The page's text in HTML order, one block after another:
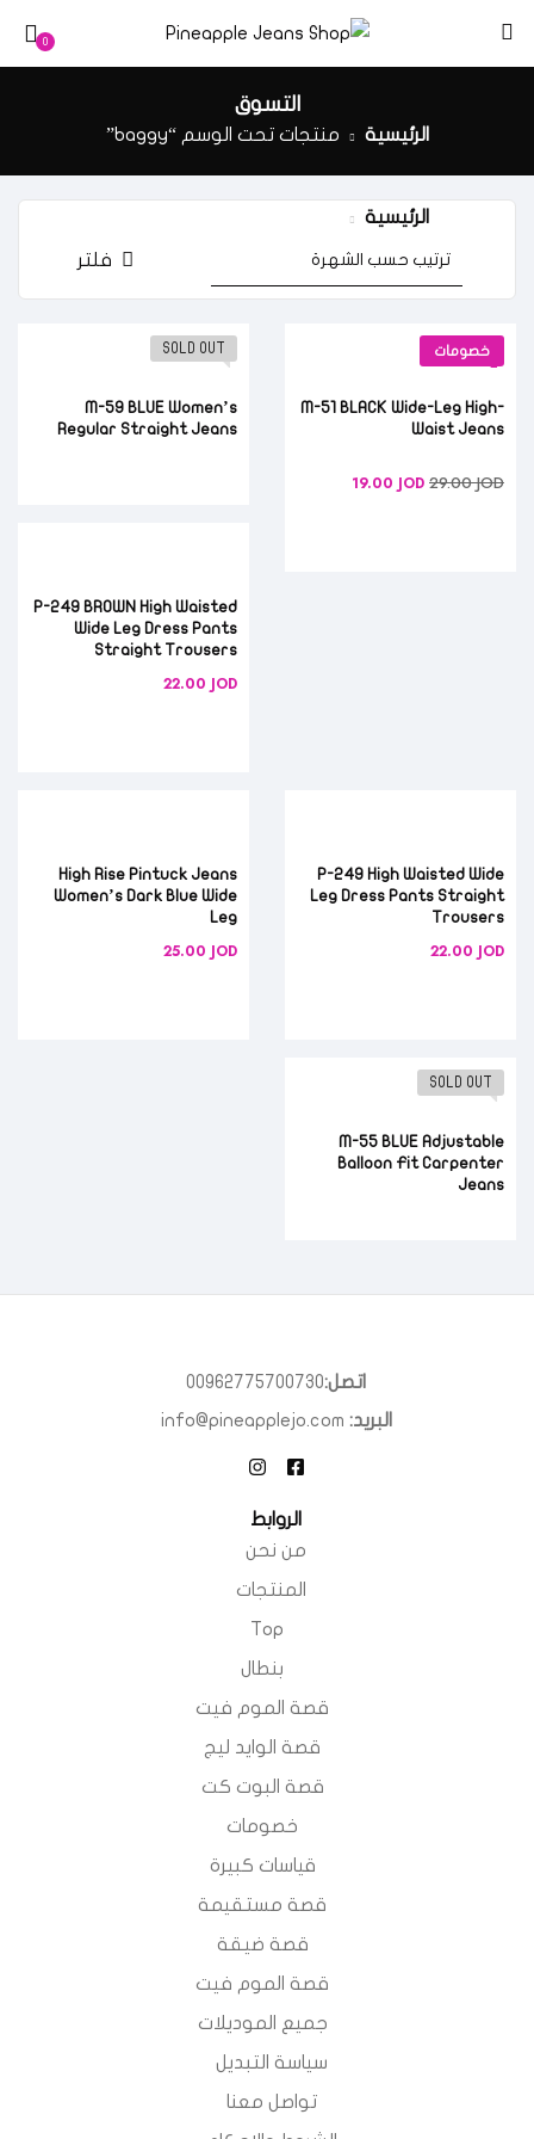
0
التسوق
الرئيسية منتجات تحت الوسم “baggy”
الرئيسية
فلتر
خصومات
M-51 BLACK Wide-Leg High-
Waist Jeans
29.00JOD
19.00 JOD
SOLD OUT
M-59 BLUE Women’s
Regular Straight Jeans
P-249 BROWN High Waisted
Wide Leg Dress Pants
Straight Trousers
22.00 JOD
P-249 High Waisted Wide
Leg Dress Pants Straight
Trousers
22.00 JOD
High Rise Pintuck Jeans
Women’s Dark Blue Wide
Leg
25.00 JOD
SOLD OUT
M-55 BLUE Adjustable
Balloon Fit Carpenter
Jeans
اتصل:00962775700730
البريد:
الروابط
من نحن
المنتجات
Top
بنطال
قصة الموم فيت
قصة الوايد ليج
قصة البوت كت
خصومات
قياسات كبيرة
قصة مستقيمة
قصة ضيقة
قصة الموم فيت
جميع الموديلات
سياسة التبديل
تواصل معنا